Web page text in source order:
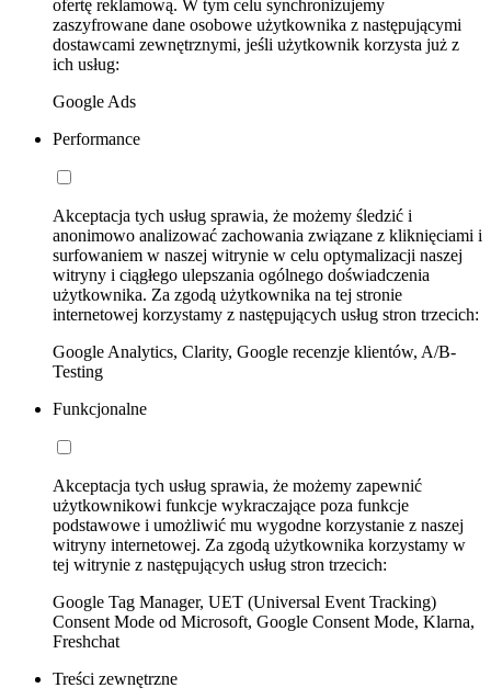
ofertę reklamową. W tym celu synchronizujemy
zaszyfrowane dane osobowe użytkownika z następującymi
dostawcami zewnętrznymi, jeśli użytkownik korzysta już z
ich usług:
Google Ads
Performance
Akceptacja tych usług sprawia, że możemy śledzić i
anonimowo analizować zachowania związane z kliknięciami i
surfowaniem w naszej witrynie w celu optymalizacji naszej
witryny i ciągłego ulepszania ogólnego doświadczenia
użytkownika. Za zgodą użytkownika na tej stronie
internetowej korzystamy z następujących usług stron trzecich:
Google Analytics, Clarity, Google recenzje klientów, A/B-
Testing
Funkcjonalne
Akceptacja tych usług sprawia, że możemy zapewnić
użytkownikowi funkcje wykraczające poza funkcje
podstawowe i umożliwić mu wygodne korzystanie z naszej
witryny internetowej. Za zgodą użytkownika korzystamy w
tej witrynie z następujących usług stron trzecich:
Google Tag Manager, UET (Universal Event Tracking)
Consent Mode od Microsoft, Google Consent Mode, Klarna,
Freshchat
Treści zewnętrzne